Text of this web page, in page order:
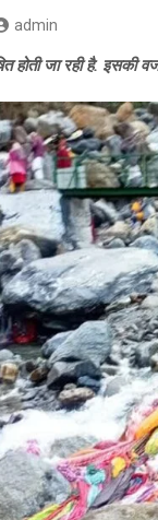
admin
होती जा रही है. इसकी